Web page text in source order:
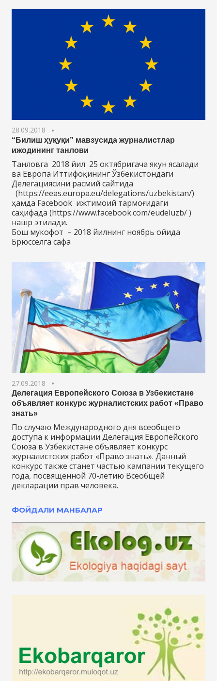
28.09.2018
“Билиш ҳуқуқи” мавзусида журналистлар
ижодининг танлови
Танловга 2018 йил 25 октябригача якун ясалади
ва Европа Иттифоқининг Ўзбекистондаги
Делегациясини расмий сайтида
(https://eeas.europa.eu/delegations/uzbekistan/)
ҳамда Facebook ижтимоий тармоғидаги
саҳифада (https://www.facebook.com/eudeluzb/ )
нашр этилади.
Бош мукофот – 2018 йилнинг ноябрь ойида
Брюсселга сафа
27.09.2018
Делегация Европейского Союза в Узбекистане
объявляет конкурс журналистских работ «Право
знать»
По случаю Международного дня всеобщего
доступа к информации Делегация Европейского
Союза в Узбекистане объявляет конкурс
журналистских работ «Право знать». Данный
конкурс также станет частью кампании текущего
года, посвященной 70-летию Всеобщей
декларации прав человека.
ФОЙДАЛИ МАНБАЛАР